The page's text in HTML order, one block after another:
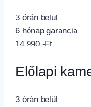
3 órán belül
6 hónap garancia
14.990,-Ft
Előlapi
3 órán belül